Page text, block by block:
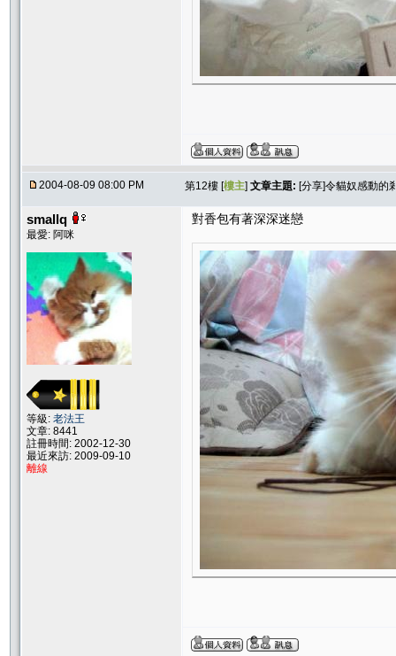
2004-08-09 08:00 PM 第12樓 [樓主] 文章主題: [分享]令貓奴感動的
smallq
最愛: 阿咪
等級: 老法王
文章: 8441
註冊時間: 2002-12-30
最近來訪: 2009-09-10
離線
對香包有著深深迷戀